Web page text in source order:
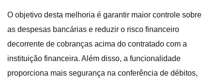
O objetivo desta melhoria é garantir maior controle sobre
as despesas bancárias e reduzir o risco financeiro
decorrente de cobranças acima do contratado com a
instituição financeira. Além disso, a funcionalidade
proporciona mais segurança na conferência de débitos,